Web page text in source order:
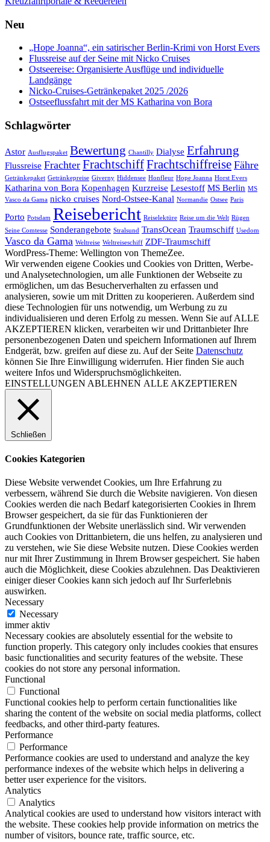
Neu
„Hope Joanna“, ein satirischer Berlin-Krimi von Horst Evers
Flussreise auf der Seine mit Nicko Cruises
Ostseereise: Organisierte Ausflüge und individuelle
Landgänge
Nicko-Cruises-Getränkepaket 2025 /2026
Ostseeflussfahrt mit der MS Katharina von Bora
Schlagwörter
Astor Ausflugspaket Bewertung Chantilly Dialyse Erfahrung
Flussreise Frachter FrachtschiffFrachtschiffreise Fähre
Getränkepaket Getränkepreise Giverny Hiddensee Honfleur Hope Joanna Horst Evers
Katharina von Bora Kopenhagen Kurzreise Lesestoff MS Berlin MS
Vasco da Gama nicko cruises Nord-Ostsee-Kanal Normandie Ostsee Paris
Porto Potsdam Reisebericht Reiselektüre Reise um die Welt Rügen
Seine Comtesse Sonderangebote Stralsund TransOcean Traumschiff Usedom
Vasco da Gama Weltreise Weltreiseschiff ZDF-Traumschiff
WordPress-Theme: Wellington von ThemeZee.
Wir verwenden eigene Cookies und Cookies von Dritten, Werbe-
und Analysetechnologien, um alle Funktionen der Webseite zu
ermöglichen, um das Besucherverhalten zu erfassen und
analysieren, sowie um mit Dritten zu kooperieren. Außerdem sind
diese Technologien für uns notwendig, um Werbung zu zu
individualisieren und deren Erfolg zu messen. Wenn Sie auf ALLE
AKZEPTIEREN klicken, verarbeiten wir und Drittanbieter Ihre
personenbezogenen Daten und speichern Informationen auf Ihrem
Endgerät, bzw. greifen auf diese zu. Auf der Seite Datenschutz
können Sie Ihre Einwilligung widerrufen. Hier finden Sie auch
weitere Infos und Widerspruchsmöglichkeiten.
EINSTELLUNGEN ABLEHNEN ALLE AKZEPTIEREN
Schließen
Cookies Kategorien
Diese Website verwendet Cookies, um Ihre Erfahrung zu
verbessern, während Sie durch die Website navigieren. Von diesen
Cookies werden die nach Bedarf kategorisierten Cookies in Ihrem
Browser gespeichert, da sie für das Funktionieren der
Grundfunktionen der Website unerlässlich sind. Wir verwenden
auch Cookies von Drittanbietern, die uns helfen, zu analysieren und
zu verstehen, wie Sie diese Website nutzen. Diese Cookies werden
nur mit Ihrer Zustimmung in Ihrem Browser gespeichert. Sie haben
auch die Möglichkeit, diese Cookies abzulehnen. Das Deaktivieren
einiger dieser Cookies kann sich jedoch auf Ihr Surferlebnis
auswirken.
Necessary
Necessary
immer aktiv
Necessary cookies are absolutely essential for the website to
function properly. This category only includes cookies that ensures
basic functionalities and security features of the website. These
cookies do not store any personal information.
Functional
Functional
Functional cookies help to perform certain functionalities like
sharing the content of the website on social media platforms, collect
feedbacks, and other third-party features.
Performance
Performance
Performance cookies are used to understand and analyze the key
performance indexes of the website which helps in delivering a
better user experience for the visitors.
Analytics
Analytics
Analytical cookies are used to understand how visitors interact with
the website. These cookies help provide information on metrics the
number of visitors, bounce rate, traffic source, etc.